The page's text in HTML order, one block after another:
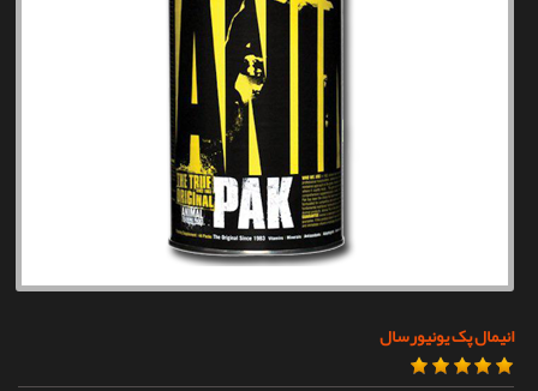
انیمال پک یونیورسال